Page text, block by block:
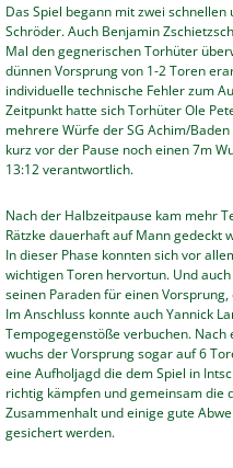
Das Spiel begann mit zwei
Schröder. Auch Benjamin
Mal den gegnerischen Torhüter
dünnen Vorsprung von 1-2 Toren
individuelle technische Fehler zum
Zeitpunkt hatte sich Torhüter Ole
mehrere Würfe der SG Achim/
kurz vor der Pause noch einen 7m
13:12 verantwortlich.
Nach der Halbzeitpause kam mehr
Rätzke dauerhaft auf Mann
In dieser Phase konnten sich vor
wichtigen Toren hervortun. Und
seinen Paraden für einen
Im Anschluss konnte auch Yannick
Tempogegenstöße verbuchen.
wuchs der Vorsprung sogar auf 6
eine Aufholjagd die dem Spiel in
richtig kämpfen und gemeinsam die
Zusammenhalt und einige gute
gesichert werden.